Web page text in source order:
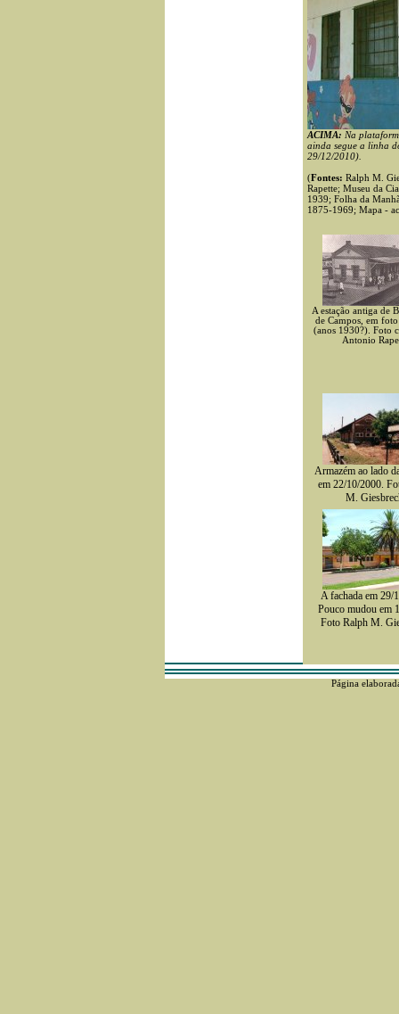
ACIMA: Na
ainda segue a linha
29/12/2010).
(Fontes: Ralph M.
Rapette; Museu da
1939; Folha da
1875-1969; Mapa -
A estação antiga de
de Campos, em foto
(anos 1930?). Foto
Antonio
Armazém ao lado
em 22/10/2000.
M.
A fachada em 29/
Pouco mudou em
Foto Ralph M.
Página